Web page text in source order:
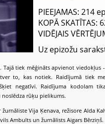
PIEEJAMAS: 214
KOPĀ SKATĪTAS:
VIDĒJAIS
Uz epizožu
Tajā tiek mēģināts apvienot viedokļus
to, kas notiek. Raidījumā tiek
negatīvi. Raidījuma kodolam
rūķu pielikums.
Vija Ķenava, režisore Alda
Ambults un žurnālists Aigars Bērziņš.